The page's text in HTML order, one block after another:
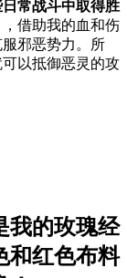
常战斗中取得胜
借助我的血和伤
邪恶势力。所
以抵御恶灵的攻
我的玫瑰经
和红色布料